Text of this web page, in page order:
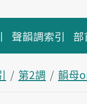
聲韻調索引 部
第2調 韻母